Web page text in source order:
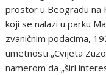
prostor u Beogradu na
koji se nalazi u parku
zvaničnim podacima,
umetnosti „Cvijeta
namerom da „širi